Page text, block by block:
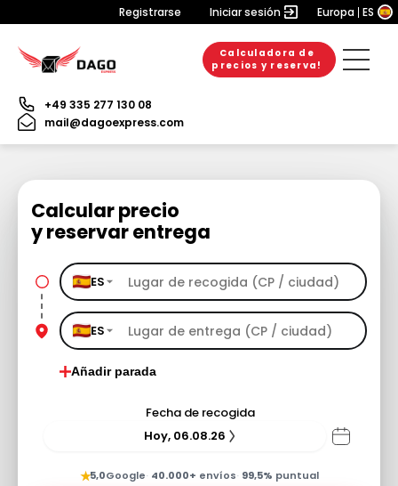
Registrarse Iniciar sesión Europa ES
Calculadora de
precios y reserva!
+49 335 277 130 08
mail@dagoexpress.com
Calcular precio
y reservar entrega
ES
ES
Añadir parada
Fecha de recogida
Hoy, 06.08.26
★5,0Google· 40.000+ envíos· 99,5% puntual